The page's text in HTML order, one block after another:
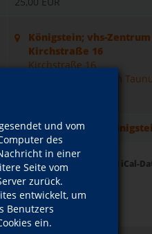
und vom
des
in einer
Seite vom
zurück.
entwickelt, um
Benutzers
ein.
Königstein; vhs-
Kirchstraße 16
Kirchstraße 16
61462 Königstein im
Anmeldebogen
Termine als iCal-